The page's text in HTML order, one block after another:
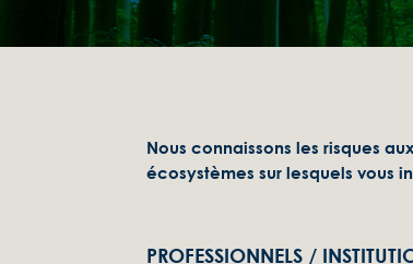
Nous connaissons les risques
écosystèmes sur lesquels vous
PROFESSIONNELS /